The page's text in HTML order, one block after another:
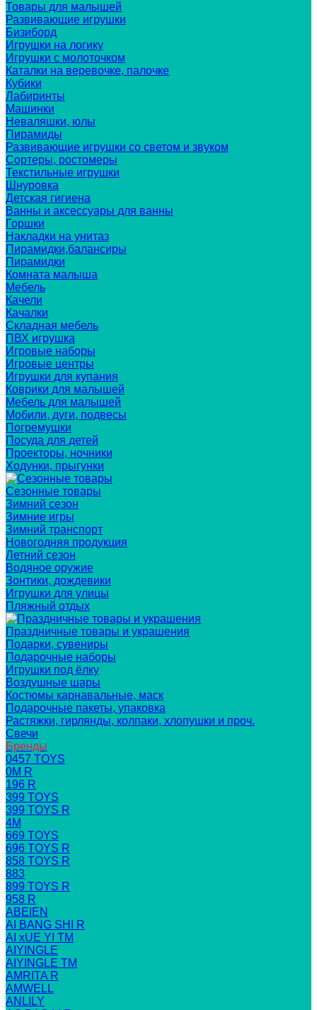
Товары для малышей
Развивающие игрушки
Бизиборд
Игрушки на логику
Игрушки с молоточком
Каталки на веревочке, палочке
Кубики
Лабиринты
Машинки
Неваляшки, юлы
Пирамиды
Развивающие игрушки со светом и звуком
Сортеры, ростомеры
Текстильные игрушки
Шнуровка
Детская гигиена
Ванны и аксессуары для ванны
Горшки
Накладки на унитаз
Пирамидки,балансиры
Пирамидки
Комната малыша
Мебель
Качели
Качалки
Складная мебель
ПВХ игрушка
Игровые наборы
Игровые центры
Игрушки для купания
Коврики для малышей
Мебель для малышей
Мобили, дуги, подвесы
Погремушки
Посуда для детей
Проекторы, ночники
Ходунки, прыгунки
Сезонные товары
Зимний сезон
Зимние игры
Зимний транспорт
Новогодняя продукция
Летний сезон
Водяное оружие
Зонтики, дождевики
Игрушки для улицы
Пляжный отдых
Праздничные товары и украшения
Подарки, сувениры
Подарочные наборы
Игрушки под ёлку
Воздушные шары
Костюмы карнавальные, маск
Подарочные пакеты, упаковка
Растяжки, гирлянды, колпаки, хлопушки и проч.
Свечи
Бренды
0457 TOYS
0M R
196 R
399 TOYS
399 TOYS R
4M
669 TOYS
696 TOYS R
858 TOYS R
883
899 TOYS R
958 R
ABEIEN
AI BANG SHI R
AI xUE YI TM
AIYINGLE
AIYINGLE TM
AMRITA R
AMWELL
ANLILY